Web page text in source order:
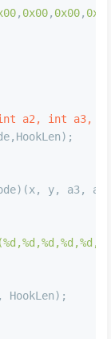
, 0x00, 0x00, 0x00
a2, int a3,
y, a3,